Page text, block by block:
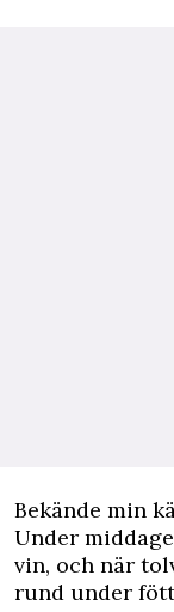
Bekände min
Under
vin, och när
rund under